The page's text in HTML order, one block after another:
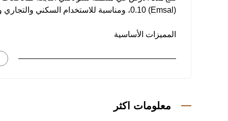
(Emsal) 0.10، ومناسبة للاستخدام السكني والتجاري والسياحي والزراعي.
المميزات الأساسية
• معامل البناء: 0.10
معلومات اكثر